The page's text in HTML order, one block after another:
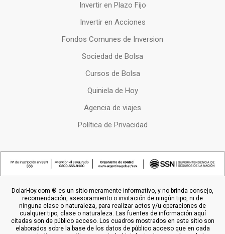
Invertir en Plazo Fijo
Invertir en Acciones
Fondos Comunes de Inversion
Sociedad de Bolsa
Cursos de Bolsa
Quiniela de Hoy
Agencia de viajes
Política de Privacidad
DolarHoy.com ® es un sitio meramente informativo, y no brinda consejo,
recomendación, asesoramiento o invitación de ningún tipo, ni de
ninguna clase o naturaleza, para realizar actos y/u operaciones de
cualquier tipo, clase o naturaleza. Las fuentes de información aquí
citadas son de público acceso. Los cuadros mostrados en este sitio son
elaborados sobre la base de los datos de público acceso que en cada